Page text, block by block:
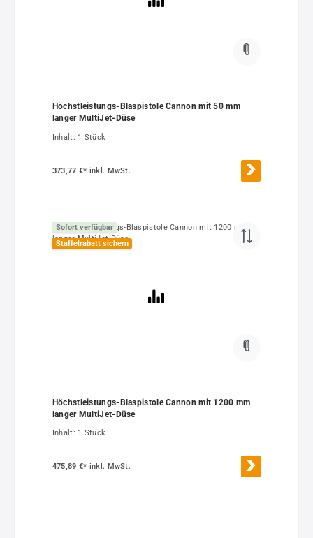
Höchstleistungs-Blaspistole Cannon mit 50 mm
langer MultiJet-Düse
Inhalt: 1 Stück
373,77 €* inkl. MwSt.
Sofort verfügbar
Staffelrabatt sichern
Höchstleistungs-Blaspistole Cannon mit 1200 mm
langer MultiJet-Düse
Inhalt: 1 Stück
475,89 €* inkl. MwSt.